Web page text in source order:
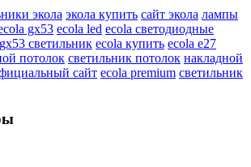
экола экола купить сайт экола лампы
gx53 ecola led ecola светодиодные
gx53 светильник ecola купить ecola e27
потолок светильник потолок накладной
сайт ecola premium светильник